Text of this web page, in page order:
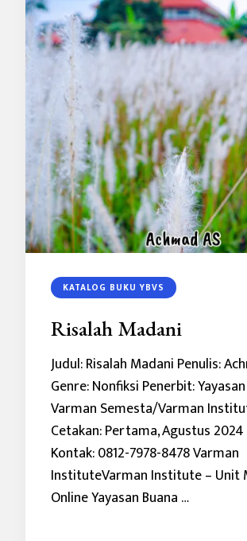
KATALOG BUKU YBVS
Risalah Madani
Judul: Risalah Madani Penulis:
Genre: Nonfiksi Penerbit:
Varman Semesta/Varman
Cetakan: Pertama, Agustus 2024
Kontak: 0812-7978-8478 Varman
InstituteVarman Institute – Unit
Online Yayasan Buana …